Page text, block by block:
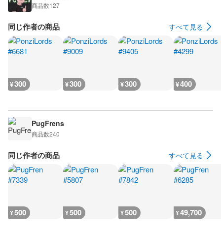
商品数127
同じ作者の商品 すべて見る
¥300 ¥300 ¥300 ¥400
PugFrens
商品数240
同じ作者の商品 すべて見る
¥500 ¥500 ¥500 ¥49,700